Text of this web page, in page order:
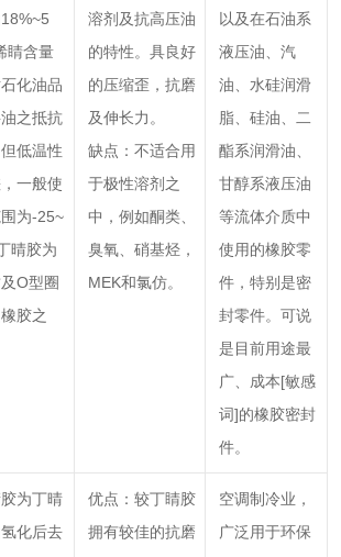
睛含量
化油品
之抵抗
低温性
一般使
为-25~
晴胶为
O型圈
胶之
溶剂及抗高压油
的特性。具良好
的压缩歪，抗磨
及伸长力。
缺点：不适合用
于极性溶剂之
中，例如酮类、
臭氧、硝基烃，
MEK和氯仿。
以及在石油系
液压油、汽
油、水硅润滑
脂、硅油、二
酯系润滑油、
甘醇系液压油
等流体介质中
使用的橡胶零
件，特别是密
封零件。可说
是目前用途最
广、成本[敏感
词]的橡胶密封
件。
为丁晴
化后去
优点：较丁睛胶
拥有较佳的抗磨
空调制冷业，
广泛用于环保